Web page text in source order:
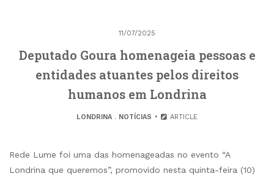
11/07/2025
Deputado Goura homenageia pessoas e
entidades atuantes pelos direitos
humanos em Londrina
LONDRINA. NOTÍCIAS ARTICLE
Rede Lume foi uma das homenageadas no evento “A
Londrina que queremos”, promovido nesta quinta-feira (10)